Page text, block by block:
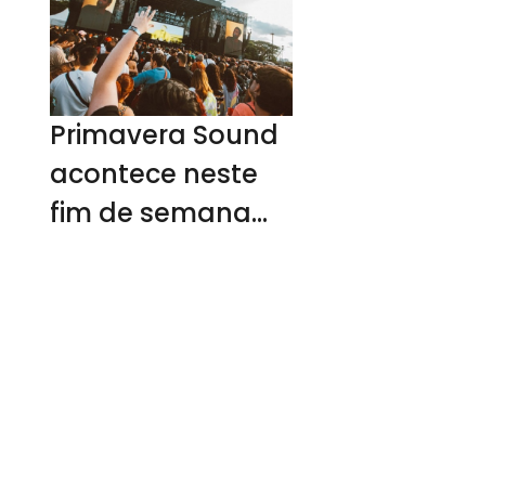
Primavera Sound
acontece neste
fim de semana